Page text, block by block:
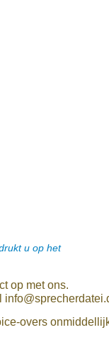
u op het
op met ons.
overs